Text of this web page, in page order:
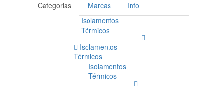
Categorias Marcas
Info
Isolamentos
Térmicos
Isolamentos
Térmicos
Isolamentos
Térmicos